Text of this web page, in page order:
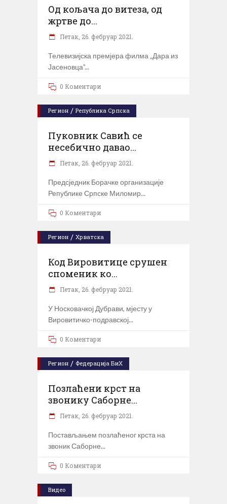
Од кољача до витеза, од
жртве до...
Петак, 26. фебруар 2021.
Телевизијска премјера филма „Дара из
Јасеновца”
0 Коментари
Регион / Република Српска
Пуковник Савић се
несебично давао...
Петак, 26. фебруар 2021.
Предсједник Борачке организације
Републике Српске Миломир
0 Коментари
Регион / Хрватска
Код Вировитице срушен
споменик ко...
Петак, 26. фебруар 2021.
У Носковачкој Дубрави, мјесту у
Вировитичко-подравској
0 Коментари
Регион / Федерација БиХ
Позлаћени крст на
звонику Саборне...
Петак, 26. фебруар 2021.
Постављањем позлаћеног крста на
звоник Саборне
0 Коментари
Видео